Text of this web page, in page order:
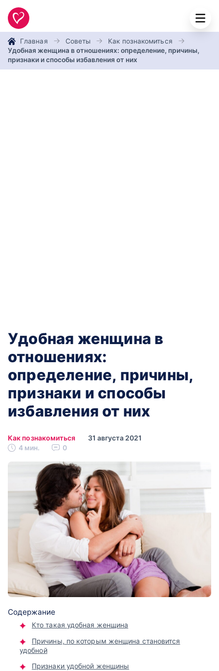
Главная Советы
Как познакомиться
Удобная женщина в отношениях: определение, причины,
признаки и способы избавления от них
Удобная женщина в
отношениях:
определение, причины,
признаки и способы
избавления от них
Как познакомиться
31 августа 2021
4 мин.
0
Содержание
Кто такая удобная женщина
Причины, по которым женщина становится
удобной
Признаки удобной женщины